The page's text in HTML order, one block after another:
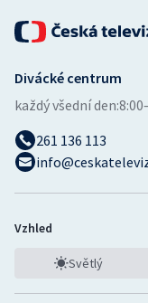
Vodní slalom
Volejbal
Divácké centrum
každý všední den:
261 136 113
Vzhled
Světlý